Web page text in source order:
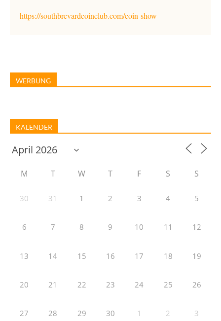
https://southbrevardcoinclub.com/coin-show
WERBUNG
KALENDER
M T W T F S S
30 31 1 2 3 4 5
6 7 8 9 10 11 12
13 14 15 16 17 18 19
20 21 22 23 24 25 26
27 28 29 30 1 2 3